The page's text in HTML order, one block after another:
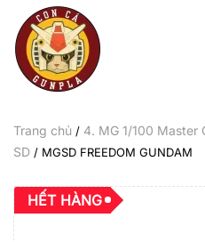
Trang chủ / 4. MG 1/100 Master
SD / MGSD FREEDOM GUNDAM
HẾT HÀNG